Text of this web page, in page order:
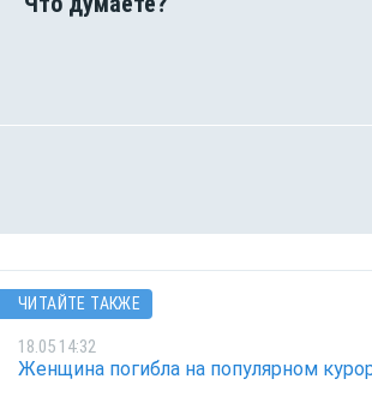
ЧИТАЙТЕ ТАКЖЕ
18.05 14:32
Женщина погибла на популярном